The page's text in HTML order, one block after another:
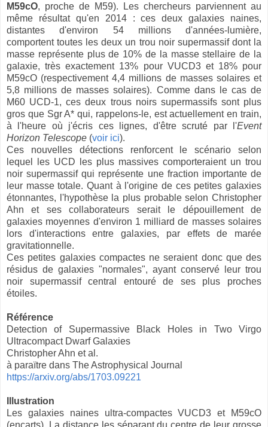
M59cO, proche de M59). Les chercheurs parviennent au
même résultat qu'en 2014 : ces deux galaxies naines,
distantes d'environ 54 millions d'années-lumière,
comportent toutes les deux un trou noir supermassif dont la
masse représente plus de 10% de la masse stellaire de la
galaxie, très exactement 13% pour VUCD3 et 18% pour
M59cO (respectivement 4,4 millions de masses solaires et
5,8 millions de masses solaires). Comme dans le cas de
M60 UCD-1, ces deux trous noirs supermassifs sont plus
gros que Sgr A* qui, rappelons-le, est actuellement en train,
à l'heure où j'écris ces lignes, d'être scruté par l'Event
Horizon Telescope (voir ici).
Ces nouvelles détections renforcent le scénario selon
lequel les UCD les plus massives comporteraient un trou
noir supermassif qui représente une fraction importante de
leur masse totale. Quant à l'origine de ces petites galaxies
étonnantes, l'hypothèse la plus probable selon Christopher
Ahn et ses collaborateurs serait le dépouillement de
galaxies moyennes d'environ 1 milliard de masses solaires
lors d'interactions entre galaxies, par effets de marée
gravitationnelle.
Ces petites galaxies compactes ne seraient donc que des
résidus de galaxies "normales", ayant conservé leur trou
noir supermassif central entouré de ses plus proches
étoiles.
Référence
Detection of Supermassive Black Holes in Two Virgo
Ultracompact Dwarf Galaxies
Christopher Ahn et al.
à paraïtre dans The Astrophysical Journal
https://arxiv.org/abs/1703.09221
Illustration
Les galaxies naines ultra-compactes VUCD3 et M59cO
(encarts). La distance les séparant du centre de leur grosse